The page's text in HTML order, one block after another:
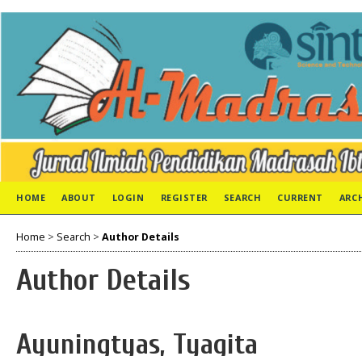
HOME ABOUT LOGIN REGISTER SEARCH CURRENT
Home > Search > Author Details
Author Details
Ayuningtyas, Tyagita